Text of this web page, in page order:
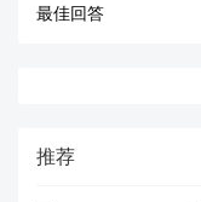
最佳回答
推荐